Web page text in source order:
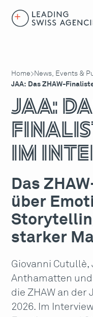
Home> News, Events &
JAA: Das ZHAW-
JAA:
im
Das
über
starker
Giovanni
Anthamatten
die ZHAW an der
2026. Im